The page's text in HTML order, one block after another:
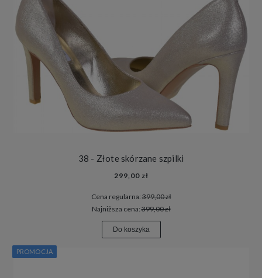
38 - Złote skórzane szpilki
299,00 zł
Cena regularna:399,00 zł
Najniższa cena:399,00 zł
Do koszyka
PROMOCJA